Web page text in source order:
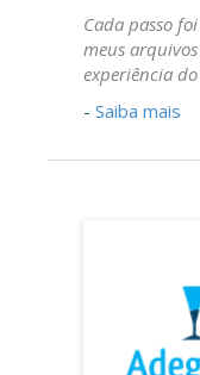
Cada passo
meus
experiência
- Saiba mais